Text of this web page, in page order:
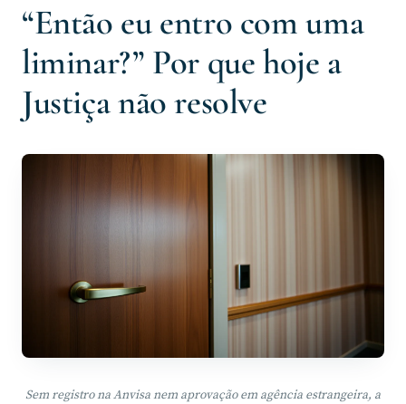
“Então eu entro com uma
liminar?” Por que hoje a
Justiça não resolve
Sem registro na Anvisa nem aprovação em agência estrangeira, a